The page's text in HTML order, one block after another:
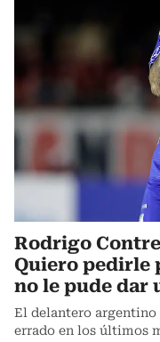
Rodrigo
Quiero pedirle
no le pude dar
El delantero
errado en los últimos